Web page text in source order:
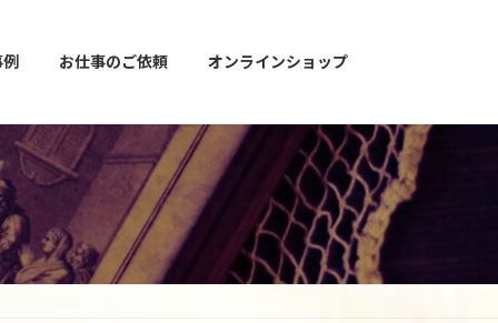
お仕事のご依頼 オンラインショップ